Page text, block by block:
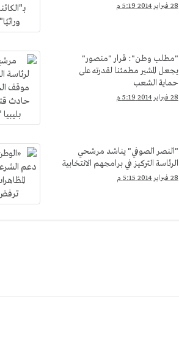
28 فبراير 2014 5:19 م
"مطلب وطن": قرار "منصور"
يجعل المشير مطمئنا لقدرته على
حماية الشعب
28 فبراير 2014 5:19 م
"النصر الصوفي" يناشد مرشحي
الرئاسة التركيز في برامجهم الانتخابية
28 فبراير 2014 5:15 م